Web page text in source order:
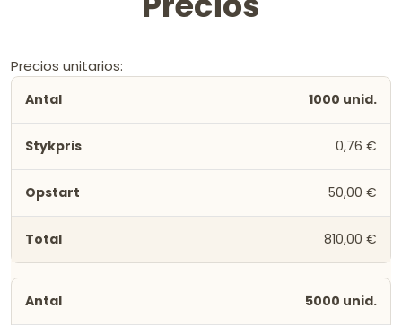
Precios unitarios:
1000 unid.
0,76 €
50,00 €
810,00 €
5000 unid.